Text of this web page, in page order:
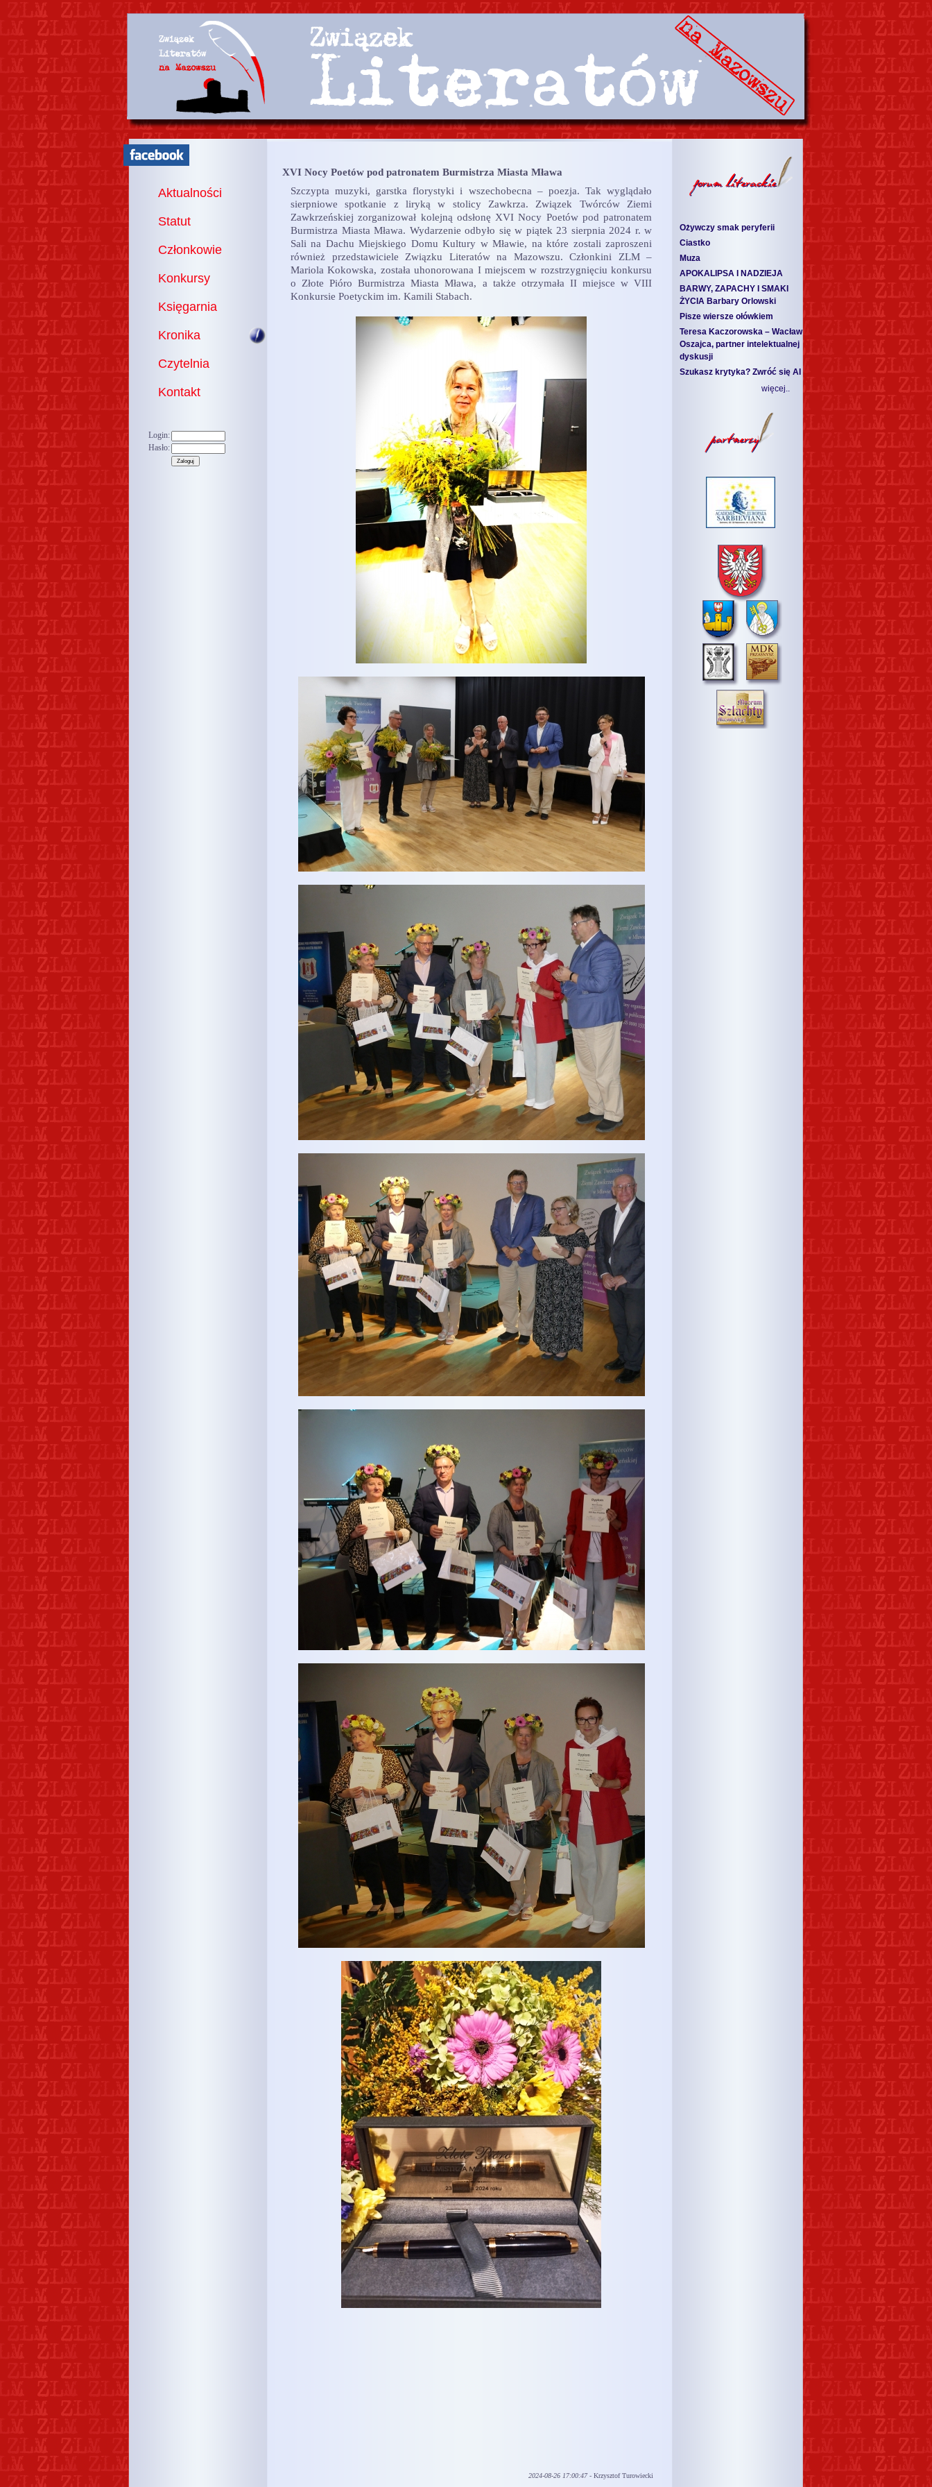
Aktualności
Statut
Członkowie
Konkursy
Księgarnia
Kronika
Czytelnia
Kontakt
Login:
Hasło:
Ożywczy smak peryferii
Ciastko
Muza
APOKALIPSA I NADZIEJA
BARWY, ZAPACHY I SMAKI
ŻYCIA Barbary Orlowski
Pisze wiersze ołówkiem
Teresa Kaczorowska – Wacław
Oszajca, partner intelektualnej
dyskusji
Szukasz krytyka? Zwróć się AI
więcej..
XVI Nocy Poetów pod patronatem Burmistrza Miasta Mława
Szczypta muzyki, garstka florystyki i wszechobecna – poezja. Tak wyglądało
sierpniowe spotkanie z liryką w stolicy Zawkrza. Związek Twórców Ziemi
Zawkrzeńskiej zorganizował kolejną odsłonę XVI Nocy Poetów pod patronatem
Burmistrza Miasta Mława. Wydarzenie odbyło się w piątek 23 sierpnia 2024 r. w
Sali na Dachu Miejskiego Domu Kultury w Mławie, na które zostali zaproszeni
również przedstawiciele Związku Literatów na Mazowszu. Członkini ZLM –
Mariola Kokowska, została uhonorowana I miejscem w rozstrzygnięciu konkursu
o Złote Pióro Burmistrza Miasta Mława, a także otrzymała II miejsce w VIII
Konkursie Poetyckim im. Kamili Stabach.
2024-08-26 17:00:47- Krzysztof Turowiecki